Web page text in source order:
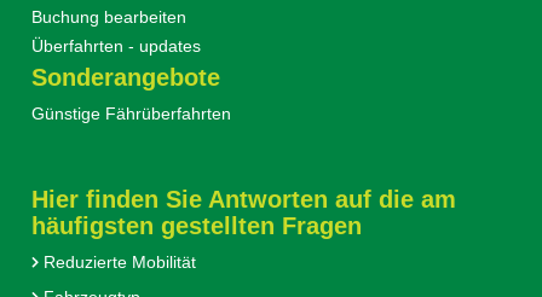
Buchung bearbeiten
Überfahrten - updates
Sonderangebote
Günstige Fährüberfahrten
Hier finden Sie Antworten auf die am
häufigsten gestellten Fragen
Reduzierte Mobilität